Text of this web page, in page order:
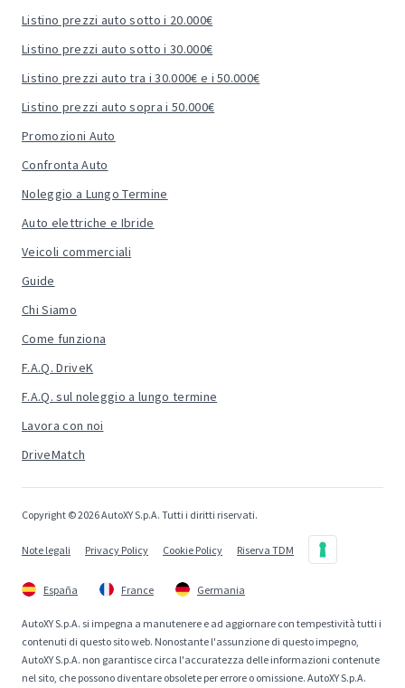
Listino prezzi auto sotto i 20.000€
Listino prezzi auto sotto i 30.000€
Listino prezzi auto tra i 30.000€ e i 50.000€
Listino prezzi auto sopra i 50.000€
Promozioni Auto
Confronta Auto
Noleggio a Lungo Termine
Auto elettriche e Ibride
Veicoli commerciali
Guide
Chi Siamo
Come funziona
F.A.Q. DriveK
F.A.Q. sul noleggio a lungo termine
Lavora con noi
DriveMatch
Copyright © 2026 AutoXY S.p.A. Tutti i diritti riservati.
Note legali Privacy Policy Cookie Policy Riserva TDM
España France Germania
AutoXY S.p.A. si impegna a manutenere e ad aggiornare con tempestività tutti i
contenuti di questo sito web. Nonostante l'assunzione di questo impegno,
AutoXY S.p.A. non garantisce circa l'accuratezza delle informazioni contenute
nel sito, che possono diventare obsolete per errore o omissione. AutoXY S.p.A.